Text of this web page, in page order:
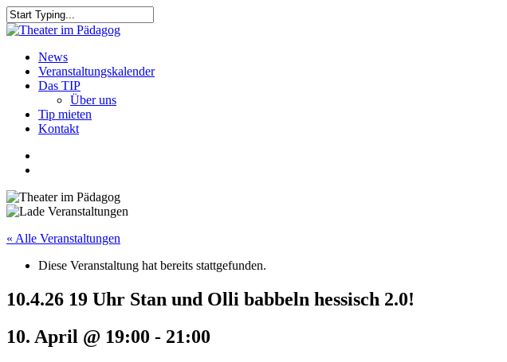
Skip
to
content
Close
search
Menu
News
Veranstaltungskalender
Das TIP
Über uns
Tip mieten
Kontakt
« Alle Veranstaltungen
Diese Veranstaltung hat bereits stattgefunden.
10.4.26 19 Uhr Stan und Olli babbeln hessisch 2.0!
10. April @ 19:00 - 21:00